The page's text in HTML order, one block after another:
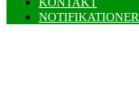
NOTIFIKATIONER